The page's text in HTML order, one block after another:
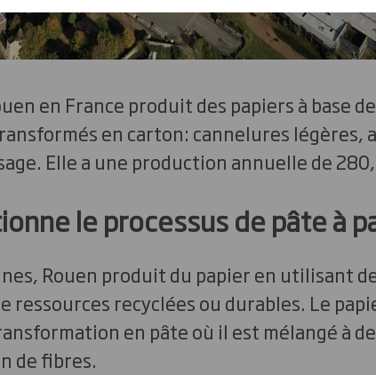
en France produit des papiers à base
en carton: cannelures légères,
Elle a une production annuelle de
le processus de pâte à
Rouen produit du papier en utilisant
ressources recyclées ou durables. Le
en pâte où il est mélangé à
de fibres.